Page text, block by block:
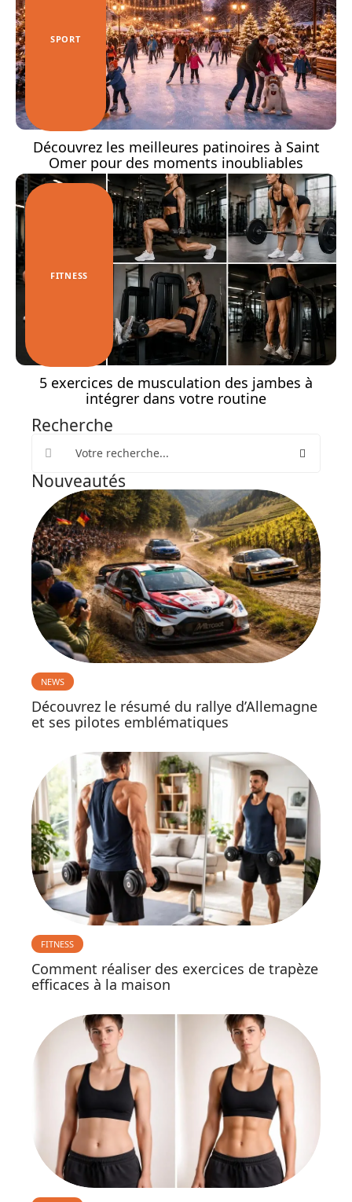
SPORT
Découvrez les meilleures patinoires à Saint
Omer pour des moments inoubliables
FITNESS
5 exercices de musculation des jambes à
intégrer dans votre routine
Recherche
Nouveautés
NEWS
Découvrez le résumé du rallye d’Allemagne
et ses pilotes emblématiques
FITNESS
Comment réaliser des exercices de trapèze
efficaces à la maison